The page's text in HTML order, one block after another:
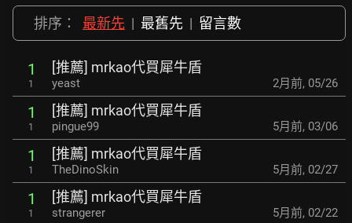
排序： 最新先 | 最舊先 | 留言數
1
1
[推薦] mrkao代買犀牛盾
yeast 2月前, 05/26
1
1
[推薦] mrkao代買犀牛盾
pingue99 5月前, 03/06
1
1
[推薦] mrkao代買犀牛盾
TheDinoSkin 5月前, 02/27
1
1
[推薦] mrkao代買犀牛盾
strangerer 5月前, 02/22